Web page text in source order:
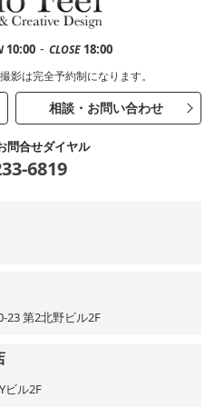
10:00 - CLOSE 18:00
影は完全予約制になります。
相談・お問い合わせ
問合せダイヤル
6819
23 第2北野ビル2F
ビル2F